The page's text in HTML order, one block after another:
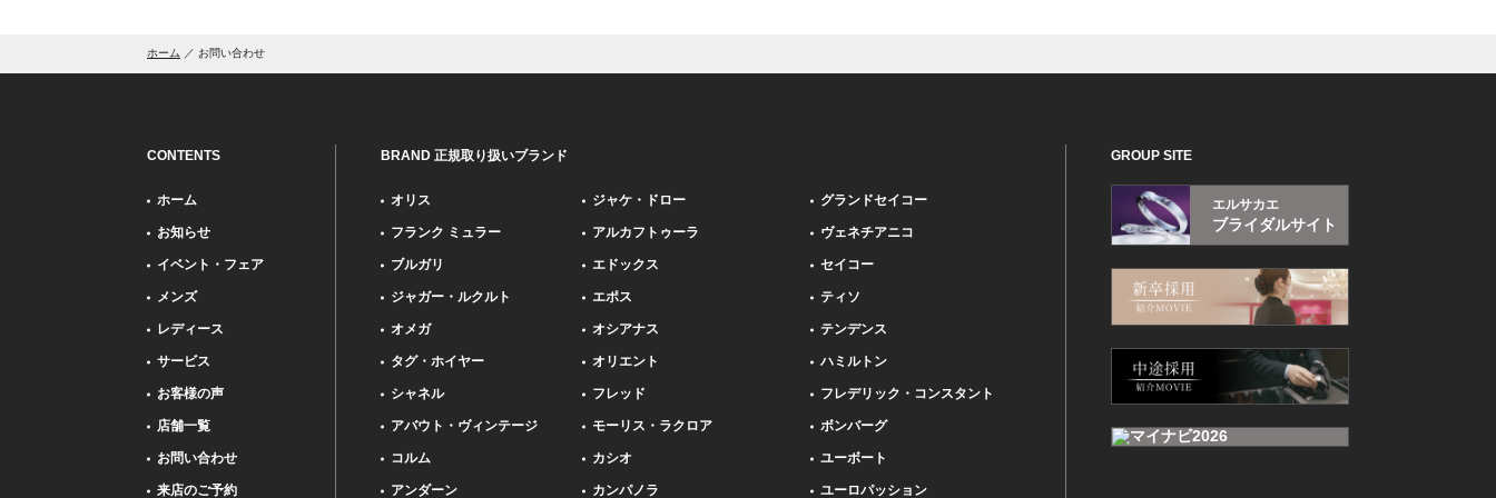
ホーム お問い合わせ
CONTENTS
ホーム
お知らせ
イベント・フェア
メンズ
レディース
サービス
お客様の声
店舗一覧
お問い合わせ
来店のご予約
BRAND 正規取り扱いブランド
オリス
フランク ミュラー
ブルガリ
ジャガー・ルクルト
オメガ
タグ・ホイヤー
シャネル
アバウト・ヴィンテージ
コルム
アンダーン
ジャケ・ドロー
アルカフトゥーラ
エドックス
エポス
オシアナス
オリエント
フレッド
モーリス・ラクロア
カシオ
カンパノラ
グランドセイコー
ヴェネチアニコ
セイコー
ティソ
テンデンス
ハミルトン
フレデリック・コンスタント
ボンバーグ
ユーボート
ユーロパッション
GROUP SITE
エルサカエ
ブライダルサイト